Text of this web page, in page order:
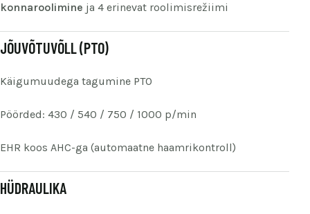
konnaroolimine ja 4 erinevat roolimisrežiimi
JÕUVÕTUVÕLL (PTO)
Käigumuudega tagumine PTO
Pöörded: 430 / 540 / 750 / 1000 p/min
EHR koos AHC-ga (automaatne haamrikontroll)
HÜDRAULIKA